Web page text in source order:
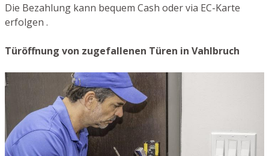
Die Bezahlung kann bequem Cash oder via EC-Karte
erfolgen .
Türöffnung von zugefallenen Türen in Vahlbruch